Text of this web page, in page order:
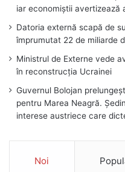
iar economiștii
Datoria externă scapă de
împrumutat 22 de miliarde
Ministrul de Externe vede
în reconstrucția Ucrainei
Guvernul Bolojan
pentru Marea Neagră.
interese austriece care
Noi